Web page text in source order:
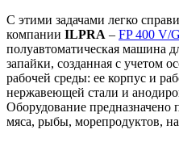
С этими задачами легко
компании ILPRA – FP 400 V/
полуавтоматическая машина
запайки, созданная с учетом
рабочей среды: ее корпус и
нержавеющей стали и
Оборудование предназначено
мяса, рыбы, морепродуктов,